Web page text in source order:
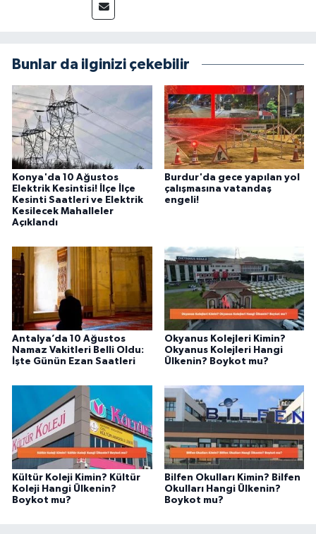
güvenilir ve tarafsız bilgilerle buluşturmayı
amaçlıyorum. Habercilik anlayışımda etik
alanlarda ürettiğim içeriklerle kamuoyuna
fayda sağla
Bunlar da ilginizi çekebilir
Konya'da 10 Ağustos
Elektrik Kesintisi! İlçe İlçe
Kesinti Saatleri ve Elektrik
Kesilecek Mahalleler
Açıklandı
Burdur'da gece yapılan yol
çalışmasına vatandaş
engeli!
Antalya’da 10 Ağustos
Namaz Vakitleri Belli Oldu:
İşte Günün Ezan Saatleri
Okyanus Kolejleri Kimin?
Okyanus Kolejleri Hangi
Ülkenin? Boykot mu?
Kültür Koleji Kimin? Kültür
Koleji Hangi Ülkenin?
Boykot mu?
Bilfen Okulları Kimin? Bilfen
Okulları Hangi Ülkenin?
Boykot mu?